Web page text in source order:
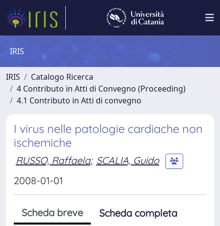
IRIS
IRIS
Catalogo Ricerca
4 Contributo in Atti di Convegno (Proceeding)
4.1 Contributo in Atti di convegno
I virus nelle patologie cardiache non
ischemiche
RUSSO, Raffaela; SCALIA, Guido
2008-01-01
Scheda breve
Scheda completa